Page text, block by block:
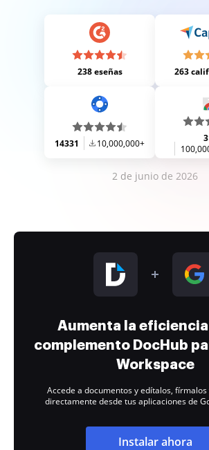
238 eseñas 263
14331 10,000,000+
2 de junio de 2026
Aumenta la eficiencia
complemento DocHub
Workspace
Accede a documentos y edítalos,
directamente desde tus aplicaciones de
Instalar ahora